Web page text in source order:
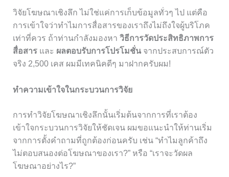
วิจัยโฆษณาเชิงลึก ไม่ใช่แค่การเก็บข้อมูลทั่วๆ ไป แต่คือ
การเข้าใจว่าทำไมการสื่อสารของเราถึงไม่ถึงใจผู้บริโภค
เท่าที่ควร ถ้าท่านกำลังมองหา วิธีการวัดประสิทธิภาพการ
สื่อสารและ ผลตอบรับการโปรโมชั่นจากประสบการณ์ตัว
จริง 2,500 เคส ผมมีเทคนิคดีๆ มาฝากครับผม!
ทำความเข้าใจในกระบวนการวิจัย
การทำวิจัยโฆษณาเชิงลึกนั้นเริ่มต้นจากการที่เราต้อง
เข้าใจกระบวนการวิจัยให้ชัดเจน ผมขอแนะนำให้ท่านเริ่ม
จากการตั้งคำถามที่ถูกต้องก่อนครับ เช่น “ทำไมลูกค้าถึง
ไม่ตอบสนองต่อโฆษณาของเรา?” หรือ “เราจะวัดผล
โฆษณาอย่างไร?”